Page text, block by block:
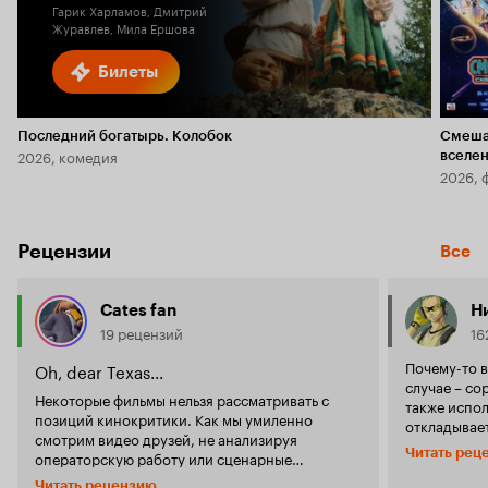
Билеты
Гарик Харламов, Дмитрий
Журавлев, Мила Ершова
Последний богатырь. Колобок
2026, комедия
2026,
Рецензии Все
Cates fan
19 рецензий
Oh, dear Texas...
Некоторые фильмы нельзя рассматривать с
позиций кинокритики. Как мы умиленно
смотрим видео друзей, не анализируя
операторскую работу или сценарные
недочеты. Я не могу описывать игру актеров,
Почему-то
случае –
также
весь
пережить
Читать